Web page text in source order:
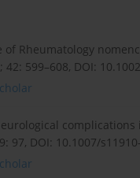
of Rheumatology
599–608, DOI:
97, DOI: 10.1007/